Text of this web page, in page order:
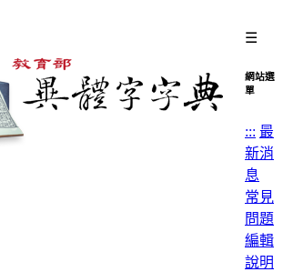
☰
網站選
單
::: 最
新消
息
常見
問題
編輯
說明